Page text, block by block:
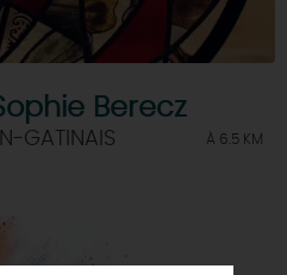
Berecz
GATINAIS À 6.5 KM